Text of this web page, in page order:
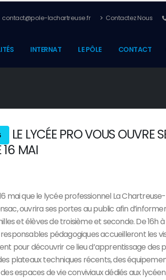
contact@pole-lachartreuse.fr Contactez Nous
INTERNAT LE PÔLE CONTACT
LE LYCÉE PRO VOUS OUVRE
16 MAI
mai que le lycée professionnel La
ouvrira ses portes au public afin
et élèves de troisième et seconde. De 16h à
pédagogiques accueilleront les
pour découvrir ce lieu d’apprentissage des
plateaux techniques récents, des
espaces de vie conviviaux dédiés aux